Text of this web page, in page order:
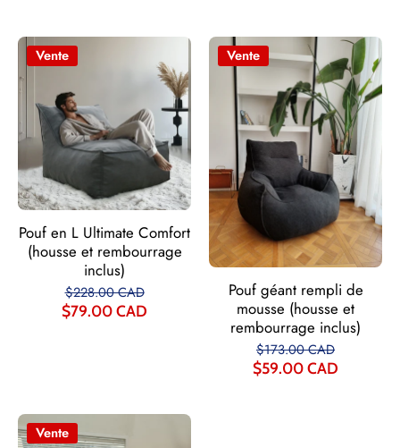
Vente
Pouf en L Ultimate Comfort
(housse et rembourrage
inclus)
$228.00 CAD
$79.00 CAD
Vente
Pouf géant rempli de
mousse (housse et
rembourrage inclus)
$173.00 CAD
$59.00 CAD
Vente